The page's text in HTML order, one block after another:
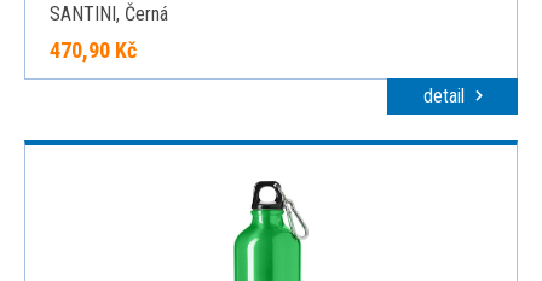
SANTINI, Černá
470,90 Kč
detail